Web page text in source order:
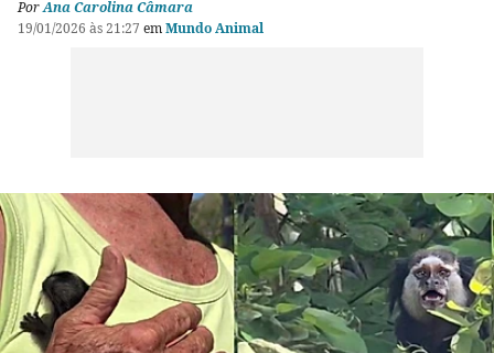
PorAna Carolina Câmara
19/01/2026 às 21:27 emMundo Animal